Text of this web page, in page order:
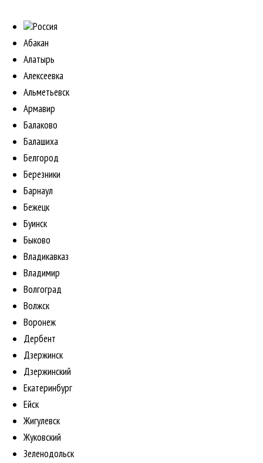
Россия
Абакан
Алатырь
Алексеевка
Альметьевск
Армавир
Балаково
Балашиха
Белгород
Березники
Барнаул
Бежецк
Буинск
Быково
Владикавказ
Владимир
Волгоград
Волжск
Воронеж
Дербент
Дзержинск
Дзержинский
Екатеринбург
Ейск
Жигулевск
Жуковский
Зеленодольск